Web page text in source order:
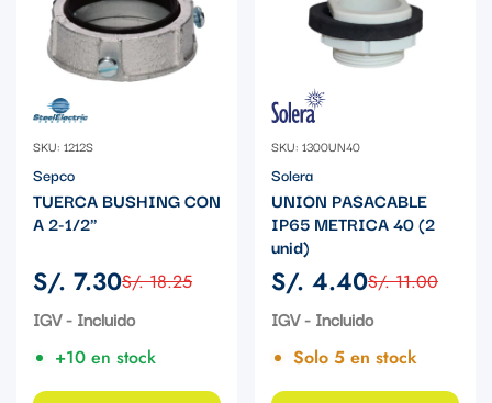
SKU: 1212S
Sepco
TUERCA BUSHING CON
A 2-1/2"
Precio
de
S/. 7.30
Precio
regular
S/. 18.25
IGV - Incluido
+10 en stock
SKU: 1300UN40
Solera
UNION PASACABLE
IP65 METRICA 40 (2
unid)
Precio
de
S/. 4.40
Precio
regular
S/. 11.00
IGV - Incluido
Solo 5 en stock